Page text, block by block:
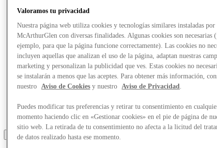
Valoramos tu privacidad
Nuestra página web utiliza cookies y tecnologías similares instaladas por
McArthurGlen con diversas finalidades. Algunas cookies son necesarias
ejemplo, para que la página funcione correctamente). Las cookies no
incluyen aquellas que analizan el uso de la página, adaptan nuestras
marketing y personalizan la publicidad que ves. Estas cookies no
se instalarán a menos que las aceptes. Para obtener más información,
nuestro
Aviso de Cookies y nuestro Aviso de Privacidad
Puedes modificar tus preferencias y retirar tu consentimiento en
momento haciendo clic en «Gestionar cookies» en el pie de página de
sitio web. La retirada de tu consentimiento no afecta a la licitud del
de datos realizado hasta ese momento.